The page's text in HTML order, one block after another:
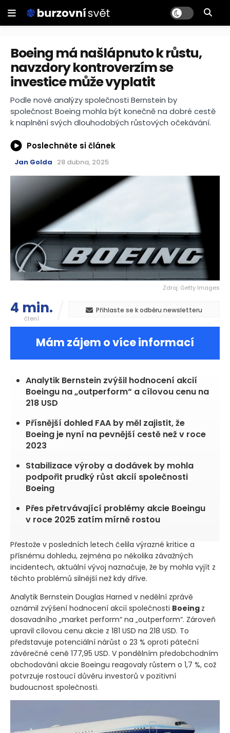
Boeing má našlápnuto k růstu,
navzdory kontroverzím se
investice může vyplatit
Podle nové analýzy společnosti Bernstein by
společnost Boeing mohla být konečně na dobré cestě
k naplnění svých dlouhodobých růstových očekávání.
Poslechněte si článek
Jan Golda 28 dubna, 2025
Zdroj: Getty Images
4 min.
čtení
Přihlaste se k odběru newsletteru
Mám zájem o více informací
Analytik Bernstein zvýšil hodnocení akcií
Boeingu na „outperform“ a cílovou cenu na
218 USD
Přísnější dohled FAA by měl zajistit, že
Boeing je nyní na pevnější cestě než v roce
2023
Stabilizace výroby a dodávek by mohla
podpořit prudký růst akcií společnosti
Boeing
Přes přetrvávající problémy akcie Boeingu
v roce 2025 zatím mírně rostou
Přestože v posledních letech čelila výrazné kritice a
přísnému dohledu, zejména po několika závažných
incidentech, aktuální vývoj naznačuje, že by mohla vyjít z
těchto problémů silnější než kdy dříve.
Analytik Bernstein Douglas Harned v nedělní zprávě
oznámil zvýšení hodnocení akcií společnosti Boeing z
dosavadního „market perform“ na „outperform“. Zároveň
upravil cílovou cenu akcie z 181 USD na 218 USD. To
představuje potenciální nárůst o 23 % oproti páteční
závěrečné ceně 177,95 USD. V pondělním předobchodním
obchodování akcie Boeingu reagovaly růstem o 1,7 %, což
potvrzuje rostoucí důvěru investorů v pozitivní
budoucnost společnosti.